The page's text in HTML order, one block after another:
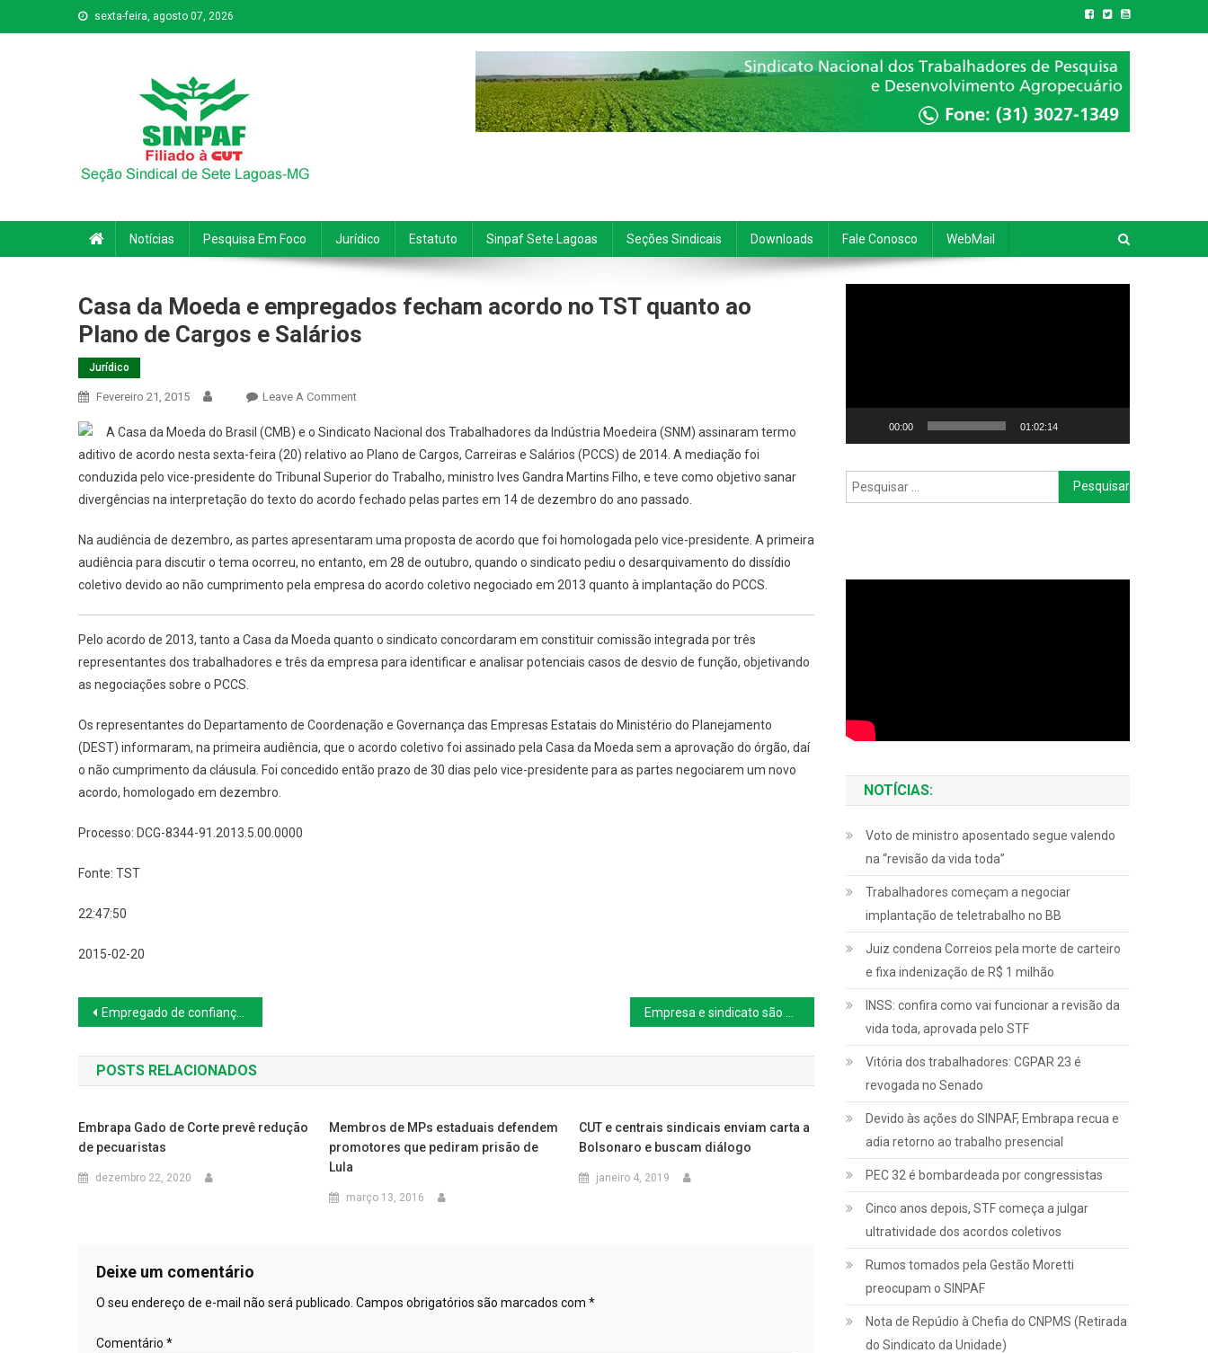
sexta-feira, agosto 07, 2026
Notícias Pesquisa Em Foco Jurídico Estatuto Sinpaf Sete Lagoas Seções Sindicais Downloads Fale Conosco WebMail
Casa da Moeda e empregados fecham acordo no TST quanto ao
Plano de Cargos e Salários
Jurídico
Fevereiro 21, 2015 Leave A CommentOn
Da
Moeda
E
Empregados
Acordo
No
TST
Plano
De
Salários
A Casa da Moeda do Brasil (CMB) e o Sindicato Nacional dos Trabalhadores da Indústria Moedeira (SNM) assinaram termo
aditivo de acordo nesta sexta-feira (20) relativo ao Plano de Cargos, Carreiras e Salários (PCCS) de 2014. A mediação foi
conduzida pelo vice-presidente do Tribunal Superior do Trabalho, ministro Ives Gandra Martins Filho, e teve como objetivo sanar
divergências na interpretação do texto do acordo fechado pelas partes em 14 de dezembro do ano passado.
Na audiência de dezembro, as partes apresentaram uma proposta de acordo que foi homologada pelo vice-presidente. A primeira
audiência para discutir o tema ocorreu, no entanto, em 28 de outubro, quando o sindicato pediu o desarquivamento do dissídio
coletivo devido ao não cumprimento pela empresa do acordo coletivo negociado em 2013 quanto à implantação do PCCS.
Pelo acordo de 2013, tanto a Casa da Moeda quanto o sindicato concordaram em constituir comissão integrada por três
representantes dos trabalhadores e três da empresa para identificar e analisar potenciais casos de desvio de função, objetivando
as negociações sobre o PCCS.
Os representantes do Departamento de Coordenação e Governança das Empresas Estatais do Ministério do Planejamento
(DEST) informaram, na primeira audiência, que o acordo coletivo foi assinado pela Casa da Moeda sem a aprovação do órgão, daí
o não cumprimento da cláusula. Foi concedido então prazo de 30 dias pelo vice-presidente para as partes negociarem um novo
acordo, homologado em dezembro.
Processo: DCG-8344-91.2013.5.00.0000
Fonte: TST
22:47:50
2015-02-20
Navegação
de
Post
Empregado de confiança não tem direito a incorporar gratificações
POSTS RELACIONADOS
Embrapa Gado de Corte prevê redução
de pecuaristas
dezembro 22, 2020
Membros de MPs estaduais defendem
promotores que pediram prisão de
Lula
março 13, 2016
CUT e centrais sindicais enviam carta a
Bolsonaro e buscam diálogo
janeiro 4, 2019
Deixe um comentário
O seu endereço de e-mail não será publicado. Campos obrigatórios são marcados com *
Comentário *
00:00 01:02:14
Pesquisar
por:
NOTÍCIAS:
Voto de ministro aposentado segue valendo
na “revisão da vida toda”
Trabalhadores começam a negociar
implantação de teletrabalho no BB
Juiz condena Correios pela morte de carteiro
e fixa indenização de R$ 1 milhão
INSS: confira como vai funcionar a revisão da
vida toda, aprovada pelo STF
Vitória dos trabalhadores: CGPAR 23 é
revogada no Senado
Devido às ações do SINPAF, Embrapa recua e
adia retorno ao trabalho presencial
PEC 32 é bombardeada por congressistas
Cinco anos depois, STF começa a julgar
ultratividade dos acordos coletivos
Rumos tomados pela Gestão Moretti
preocupam o SINPAF
Nota de Repúdio à Chefia do CNPMS (Retirada
do Sindicato da Unidade)